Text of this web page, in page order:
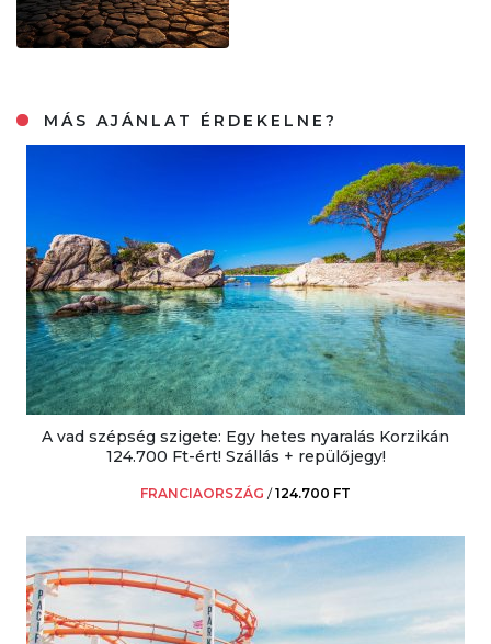
MÁS AJÁNLAT ÉRDEKELNE?
A vad szépség szigete: Egy hetes nyaralás Korzikán
124.700 Ft-ért! Szállás + repülőjegy!
FRANCIAORSZÁG /124.700 FT